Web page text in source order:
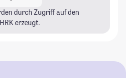
durch Zugriff auf den
erzeugt.